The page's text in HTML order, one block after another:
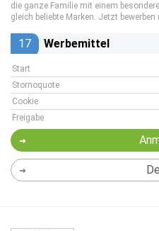
die ganze Familie mit einem
gleich beliebte Marken. Jetzt
17 Werbemittel
Start
Stornoquote
Cookie
Freigabe